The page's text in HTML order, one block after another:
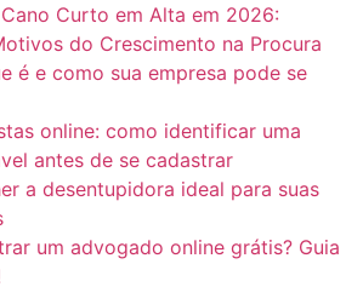
Curto em Alta em 2026:
do Crescimento na Procura
é e como sua empresa pode se
online: como identificar uma
antes de se cadastrar
a desentupidora ideal para suas
um advogado online grátis? Guia